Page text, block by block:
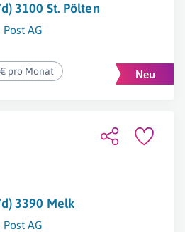
3100 St. Pölten
AG
pro Monat
3390 Melk
AG